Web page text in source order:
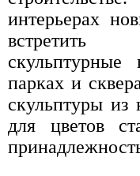
интерьерах
парках и
скульптуры
для цветов